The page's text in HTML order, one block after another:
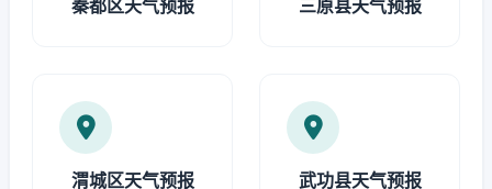
秦都区天气预报 三原县天气预报
渭城区天气预报 武功县天气预报